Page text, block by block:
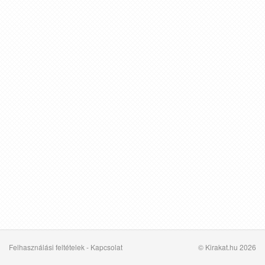
Felhasználási feltételek- Kapcsolat © Kirakat.hu 2026